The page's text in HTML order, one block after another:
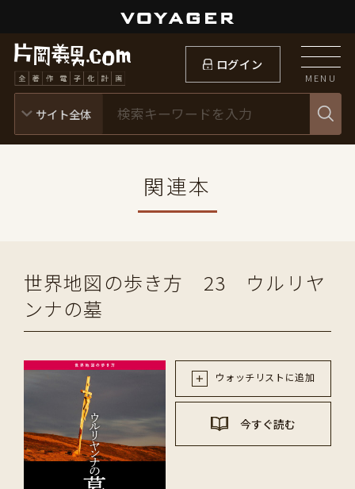
ログイン
MENU
関連本
世界地図の歩き方 23 ウルリヤ
ンナの墓
ウォッチリストに追加
今すぐ読む